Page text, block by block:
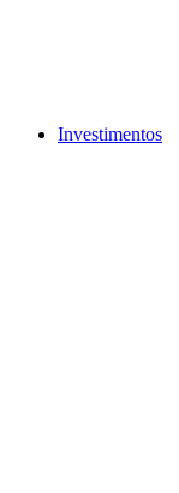
Investimentos